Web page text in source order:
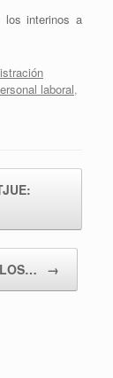
los interinos a
laboral,
LOS… →